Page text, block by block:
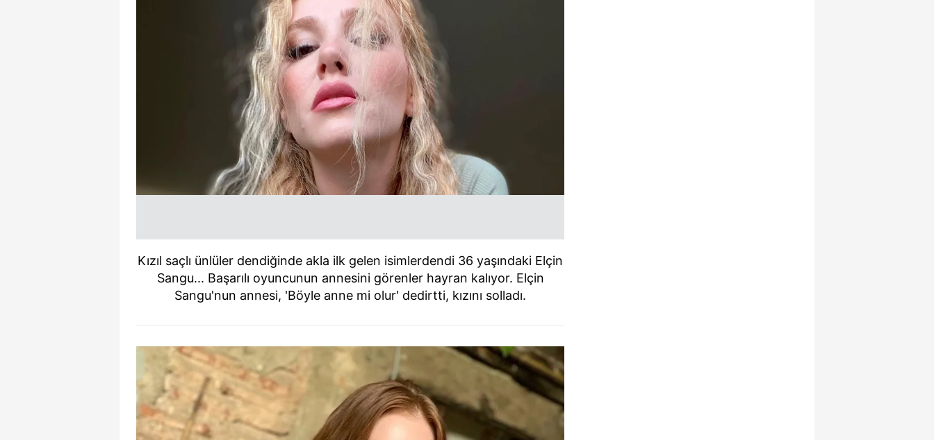
Kızıl saçlı ünlüler dendiğinde akla ilk gelen isimlerdendi 36 yaşındaki Elçin
Sangu... Başarılı oyuncunun annesini görenler hayran kalıyor. Elçin
Sangu'nun annesi, 'Böyle anne mi olur' dedirtti, kızını solladı.